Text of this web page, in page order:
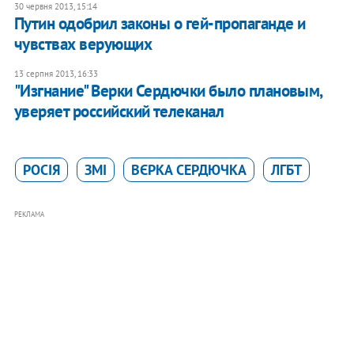
30 червня 2013, 15:14
Путин одобрил законы о гей-пропаганде и
чувствах верующих
13 серпня 2013, 16:33
"Изгнание" Верки Сердючки было плановым,
уверяет российский телеканал
РОСІЯ ЗМІ ВЄРКА СЕРДЮЧКА ЛГБТ
РЕКЛАМА